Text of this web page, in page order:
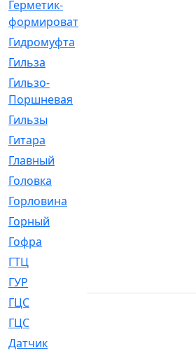
Герметик-
формирователь
Гидромуфта
Гильза
Гильзо-
Поршневая
Гильзы
Гитара
Главный
Головка
Горловина
Горный
Гофра
ГТЦ
ГУР
ГЦC
ГЦС
Датчик